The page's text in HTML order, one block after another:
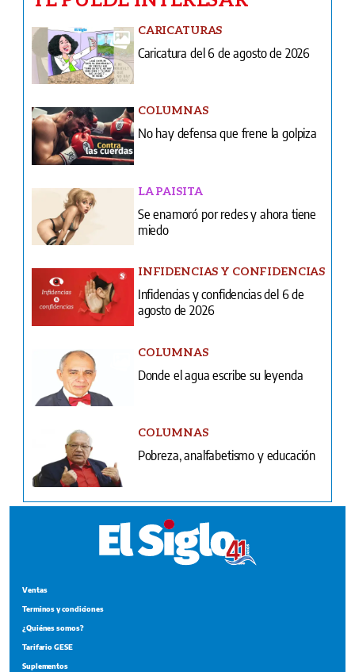
CARICATURAS
Caricatura del 6 de agosto de 2026
COLUMNAS
No hay defensa que frene la golpiza
LA PAISITA
Se enamoró por redes y ahora tiene
miedo
INFIDENCIAS Y CONFIDENCIAS
Infidencias y confidencias del 6 de
agosto de 2026
COLUMNAS
Donde el agua escribe su leyenda
COLUMNAS
Pobreza, analfabetismo y educación
Ventas
Terminos y condiciones
¿Quiénes somos?
Tarifario GESE
Suplementos